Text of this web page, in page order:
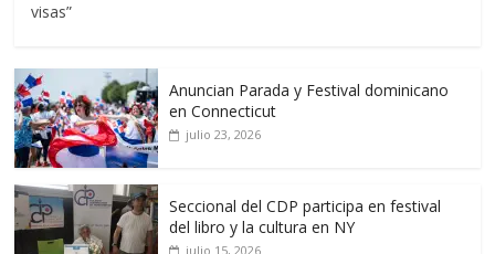
visas”
Anuncian Parada y Festival dominicano
en Connecticut
julio 23, 2026
Seccional del CDP participa en festival
del libro y la cultura en NY
julio 15, 2026